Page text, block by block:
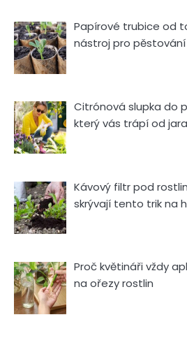
Papírové trubice od
nástroj pro pěstování
Citrónová slupka do
který vás trápí od jara
Kávový filtr pod
skrývají tento trik na
Proč květináři vždy
na ořezy rostlin